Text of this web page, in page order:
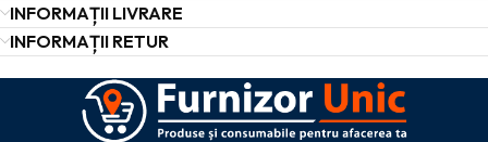
INFORMAȚII LIVRARE
INFORMAȚII RETUR